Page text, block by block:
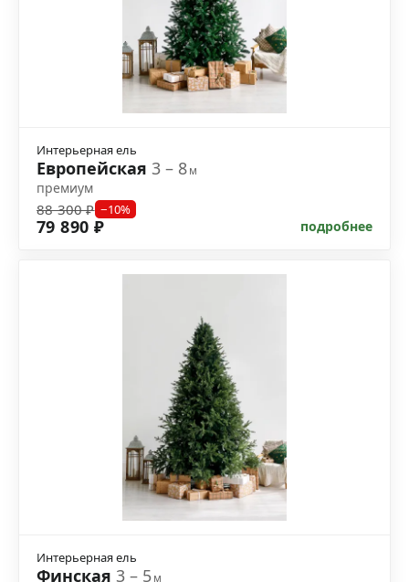
Интерьерная ель
Европейская 3 – 8м
премиум
88 300 ₽ −10%
79 890 ₽ подробнее
Интерьерная ель
Финская 3 – 5м